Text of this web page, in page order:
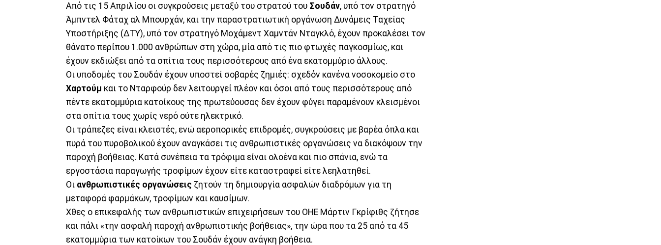
Από τις 15 Απριλίου οι συγκρούσεις μεταξύ του στρατού του Σουδάν, υπό τον στρατηγό
Άμπντελ Φάταχ αλ Μπουρχάν, και την παραστρατιωτική οργάνωση Δυνάμεις Ταχείας
Υποστήριξης (ΔΤΥ), υπό τον στρατηγό Μοχάμεντ Χαμντάν Νταγκλό, έχουν προκαλέσει τον
θάνατο περίπου 1.000 ανθρώπων στη χώρα, μία από τις πιο φτωχές παγκοσμίως, και
έχουν εκδιώξει από τα σπίτια τους περισσότερους από ένα εκατομμύριο άλλους.
Οι υποδομές του Σουδάν έχουν υποστεί σοβαρές ζημιές: σχεδόν κανένα νοσοκομείο στο
Χαρτούμ και το Νταρφούρ δεν λειτουργεί πλέον και όσοι από τους περισσότερους από
πέντε εκατομμύρια κατοίκους της πρωτεύουσας δεν έχουν φύγει παραμένουν κλεισμένοι
στα σπίτια τους χωρίς νερό ούτε ηλεκτρικό.
Οι τράπεζες είναι κλειστές, ενώ αεροπορικές επιδρομές, συγκρούσεις με βαρέα όπλα και
πυρά του πυροβολικού έχουν αναγκάσει τις ανθρωπιστικές οργανώσεις να διακόψουν την
παροχή βοήθειας. Κατά συνέπεια τα τρόφιμα είναι ολοένα και πιο σπάνια, ενώ τα
εργοστάσια παραγωγής τροφίμων έχουν είτε καταστραφεί είτε λεηλατηθεί.
Οι ανθρωπιστικές οργανώσεις ζητούν τη δημιουργία ασφαλών διαδρόμων για τη
μεταφορά φαρμάκων, τροφίμων και καυσίμων.
Χθες ο επικεφαλής των ανθρωπιστικών επιχειρήσεων του ΟΗΕ Μάρτιν Γκρίφιθς ζήτησε
και πάλι «την ασφαλή παροχή ανθρωπιστικής βοήθειας», την ώρα που τα 25 από τα 45
εκατομμύρια των κατοίκων του Σουδάν έχουν ανάγκη βοήθεια.